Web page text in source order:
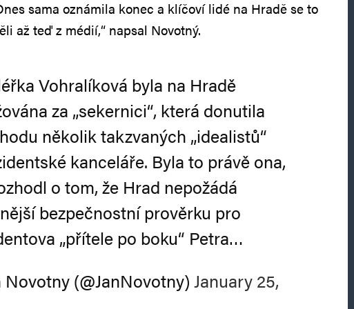
sama oznámila konec a klíčoví lidé na Hradě se to
až teď z médií,“ napsal Novotný.
Vohralíková byla na Hradě
za „sekernici“, která donutila
několik takzvaných „idealistů“
kanceláře. Byla to právě ona,
o tom, že Hrad nepožádá
bezpečnostní prověrku pro
„přítele po boku“ Petra…
(@JanNovotny) January 25,